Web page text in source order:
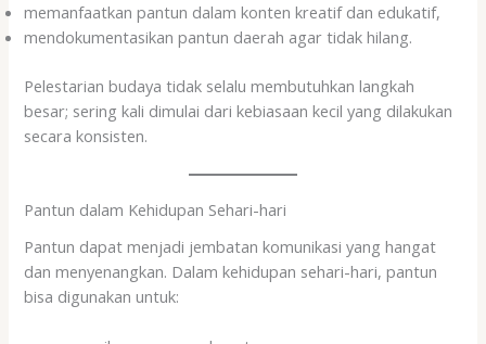
memanfaatkan pantun dalam konten kreatif dan edukatif,
mendokumentasikan pantun daerah agar tidak hilang.
Pelestarian budaya tidak selalu membutuhkan langkah
besar; sering kali dimulai dari kebiasaan kecil yang dilakukan
secara konsisten.
Pantun dalam Kehidupan Sehari-hari
Pantun dapat menjadi jembatan komunikasi yang hangat
dan menyenangkan. Dalam kehidupan sehari-hari, pantun
bisa digunakan untuk: